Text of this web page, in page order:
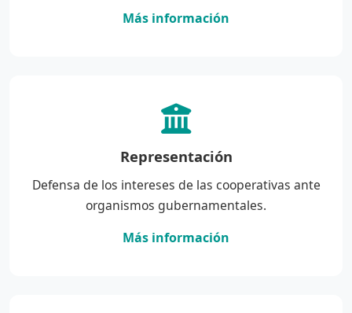
Más información
Representación
Defensa de los intereses de las cooperativas ante
organismos gubernamentales.
Más información